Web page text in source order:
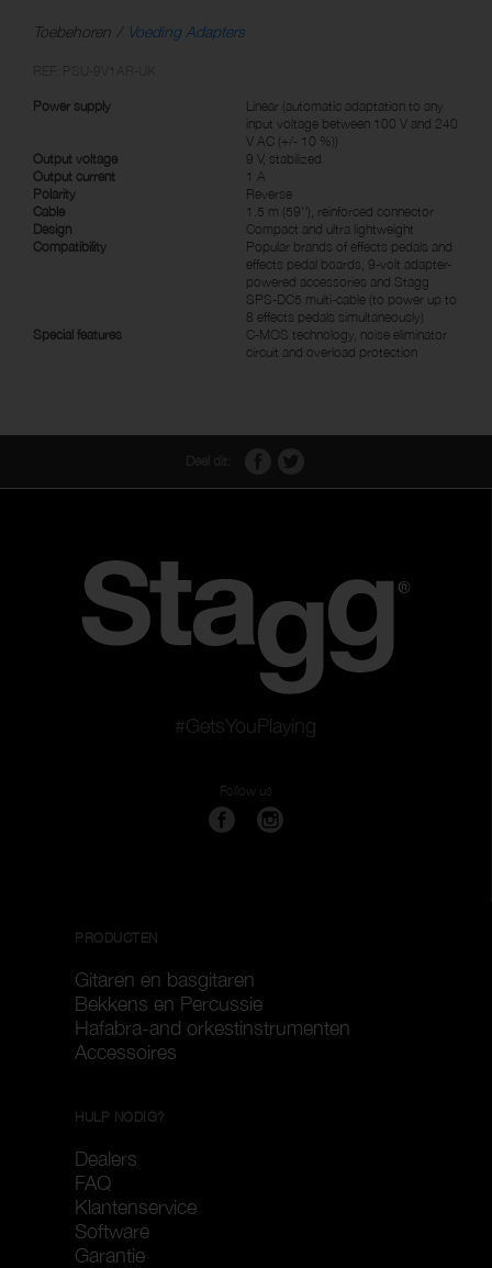
Toebehoren Voeding Adapters
Power supply
Linear (automatic adaptation to any
input voltage between 100 V and 240
V AC (+/- 10 %))
Output voltage
9 V, stabilized
Output current
1 A
Polarity
Reverse
Cable
1.5 m (59''), reinforced connector
Design
Compact and ultra lightweight
Compatibility
Popular brands of effects pedals and
effects pedal boards, 9-volt adapter-
powered accessories and Stagg
SPS-DC5 multi-cable (to power up to
8 effects pedals simultaneously)
Special features
C-MOS technology, noise eliminator
circuit and overload protection
#GetsYouPlaying
Follow us
PRODUCTEN
Gitaren en basgitaren
Bekkens en Percussie
Hafabra-and orkestinstrumenten
Accessoires
HULP NODIG?
Dealers
FAQ
Klantenservice
Software
Garantie